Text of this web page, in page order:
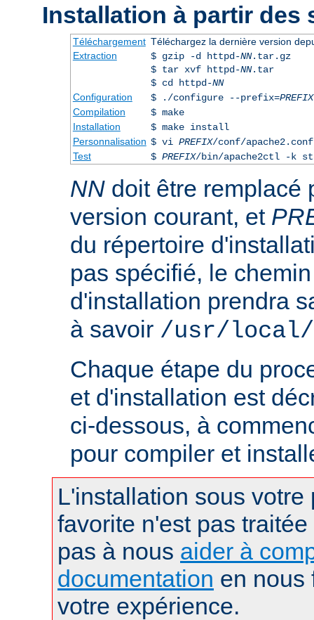
Installation à partir des
Téléchargement Téléchargez la dernière version
Extraction
$ gzip -d httpd-NN.tar.gz
$ tar xvf httpd-NN.tar
$ cd httpd-NN
Configuration
$ ./configure --prefix=PREFIX
Compilation
$ make
Installation
$ make install
Personnalisation $ vi PREFIX/conf/apache2.conf
Test
$ PREFIX/bin/apache2ctl -k
NN doit être remplacé
version courant, et
du répertoire
pas spécifié, le
d'installation prendra
à savoir /usr/local/
Chaque étape du
et d'installation est
ci-dessous, à
pour compiler et
L'installation sous votre
favorite n'est pas
pas à nous aider à
documentation en nous
votre expérience.